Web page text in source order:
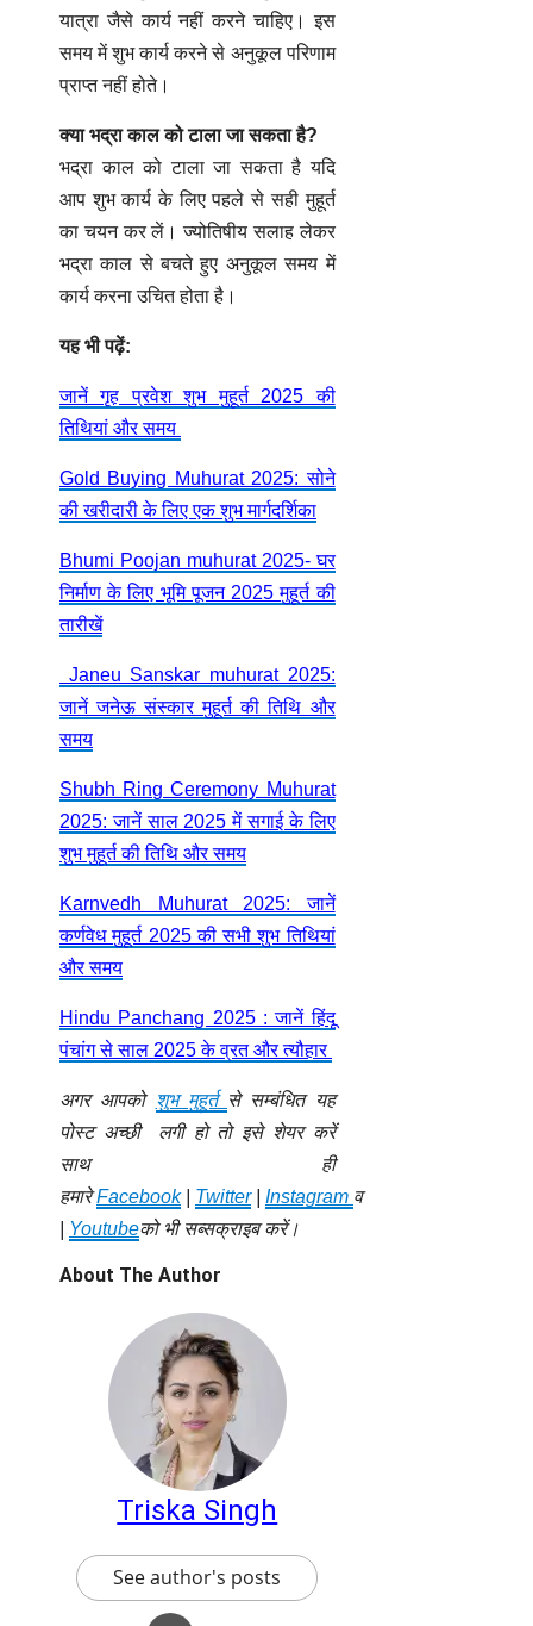
यात्रा जैसे कार्य नहीं करने चाहिए। इस
समय में शुभ कार्य करने से अनुकूल परिणाम
प्राप्त नहीं होते।
क्या भद्रा काल को टाला जा सकता है?
भद्रा काल को टाला जा सकता है यदि
आप शुभ कार्य के लिए पहले से सही मुहूर्त
का चयन कर लें। ज्योतिषीय सलाह लेकर
भद्रा काल से बचते हुए अनुकूल समय में
कार्य करना उचित होता है।
यह भी पढ़ें:
जानें गृह प्रवेश शुभ मुहूर्त 2025 की
तिथियां और समय
Gold Buying Muhurat 2025: सोने
की खरीदारी के लिए एक शुभ मार्गदर्शिका
Bhumi Poojan muhurat 2025- घर
निर्माण के लिए भूमि पूजन 2025 मुहूर्त की
तारीखें
Janeu Sanskar muhurat 2025:
जानें जनेऊ संस्कार मुहूर्त की तिथि और
समय
Shubh Ring Ceremony Muhurat
2025: जानें साल 2025 में सगाई के लिए
शुभ मुहूर्त की तिथि और समय
Karnvedh Muhurat 2025: जानें
कर्णवेध मुहूर्त 2025 की सभी शुभ तिथियां
और समय
Hindu Panchang 2025 : जानें हिंदू
पंचांग से साल 2025 के व्रत और त्यौहार
अगर आपको शुभ मुहूर्त
से सम्बंधित यह
पोस्ट अच्छी लगी हो तो इसे शेयर करें
साथ ही
हमारेFacebook| Twitter| Instagram व
Youtubeको भी सब्सक्राइब करें।
About The Author
Triska Singh
See author's posts